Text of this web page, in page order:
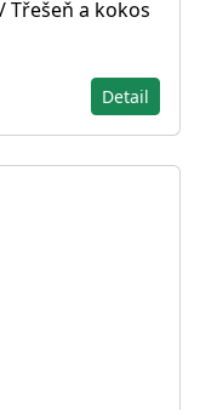
Třešeň a kokos
Detail